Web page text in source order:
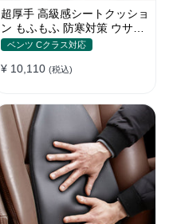
超厚手 高級感シートクッショ
ン もふもふ 防寒対策 ウサギ
の毛 暖かい 車用 冬保温
ベンツ Cクラス対応
¥ 10,110 (税込)